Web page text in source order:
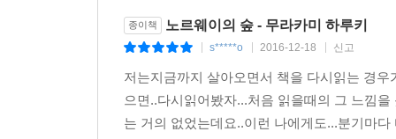
종이책 노르웨이의 숲 - 무라카미 하루키
s*****o 2016-12-18 신고
저는지금까지 살아오면서 책을 다시읽는 경
으면..다시읽어봤자...처음 읽을때의 그 느낌
는 거의 없었는데요..이런 나에게도...분기마